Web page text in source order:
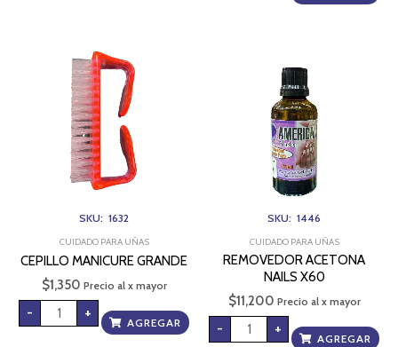
SKU: 1632
CUIDADO PARA UÑAS
CEPILLO MANICURE GRANDE
$1,350 Precio al x mayor
-
MANICURE
GRANDE
cantidad
+
AGREGAR
SKU: 1446
CUIDADO PARA UÑAS
REMOVEDOR ACETONA
NAILS X60
$11,200 Precio al x mayor
- +
AGREGAR